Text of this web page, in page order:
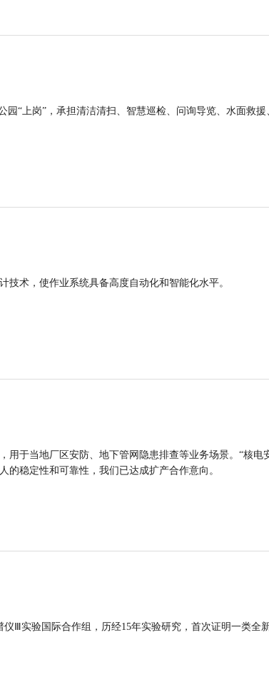
园“上岗”，承担清洁清扫、智慧巡检、问询导览、水面救援
术，使作业系统具备高度自动化和智能化水平。
用于当地厂区安防、地下管网隐患排查等业务场景。“核电
稳定性和可靠性，我们已达成扩产合作意向。
Ⅲ实验国际合作组，历经15年实验研究，首次证明一类全